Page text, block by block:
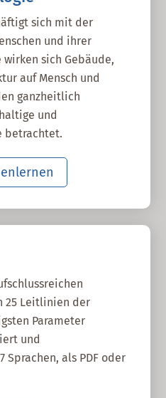
sich mit der
und ihrer
sich Gebäude,
auf Mensch und
ganzheitlich
und
betrachtet.
25 Leitlinien der
Parameter
und
Sprachen, als PDF oder